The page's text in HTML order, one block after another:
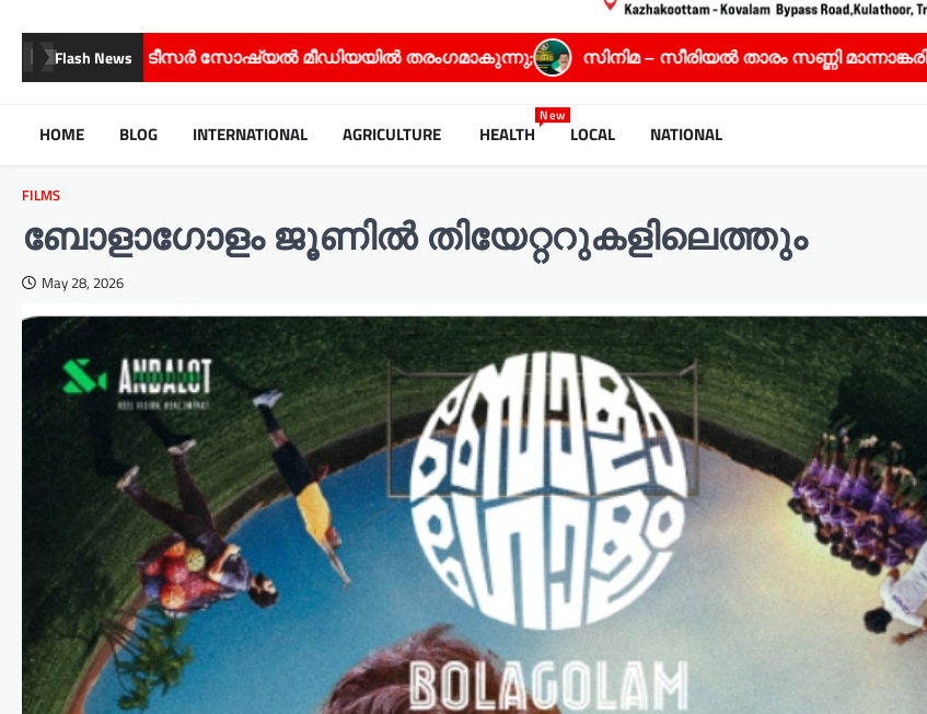
Flash News
മീഡിയയിൽ തരംഗമാകുന്നു; സിനിമ – സീരിയൽ താരം സണ്ണി മാന്നാങ്കരിക്ക് സ്പഷ്യൽ ജൂറി അവാർഡ്
HOME BLOG INTERNATIONAL AGRICULTURE HEALTH
New
LOCAL NATIONAL
FILMS
ബോളാഗോളം ജൂണിൽ തിയേറ്ററുകളിലെത്തും
May 28, 2026